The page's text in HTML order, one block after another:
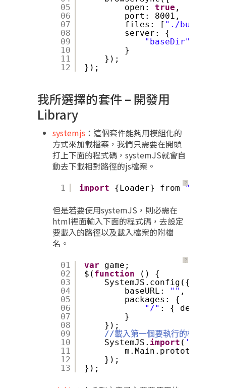
05
06
07
08
09
10
11
12
open: true ,
port: 8001,
files: [ "./build/**/
server: {
"baseDir"
}
});
});
我所選擇的套件 – 開發用
Library
systemjs ：這個套件能夠用模組化的
方式來加載檔案，我們只需要在開頭
打上下面的程式碼，systemJS就會自
動去下載相對路徑的js檔案。
？
1 import {Loader} from "../
但是若要使用systemJS，則必需在
html裡面輸入下面的程式碼，去設定
要載入的路徑以及載入檔案的附檔
名。
？
01
02
03
04
05
06
07
08
09
10
11
12
13
var
game;
$( function
() {
SystemJS.config({
baseURL:
"" ,
packages: {
"/" : {
}
});
//載入第一個要執行的檔案
SystemJS. import ( 'Main'
});
});